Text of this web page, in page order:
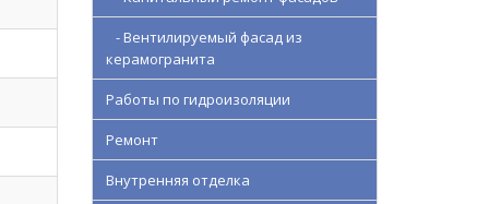
- Вентилируемый фасад из
керамогранита
Работы по гидроизоляции
Ремонт
Внутренняя отделка